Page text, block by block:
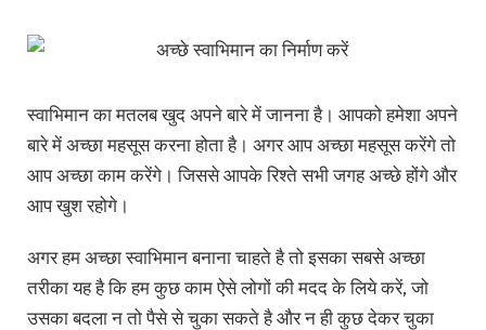
स्वाभिमान का मतलब खुद अपने बारे में जानना है। आपको हमेशा अपने
बारे में अच्छा महसूस करना होता है। अगर आप अच्छा महसूस करेंगे तो
आप अच्छा काम करेंगे। जिससे आपके रिश्ते सभी जगह अच्छे होंगे और
आप खुश रहोगे।
अगर हम अच्छा स्वाभिमान बनाना चाहते है तो इसका सबसे अच्छा
तरीका यह है कि हम कुछ काम ऐसे लोगों की मदद के लिये करें, जो
उसका बदला न तो पैसे से चुका सकते है और न ही कुछ देकर चुका